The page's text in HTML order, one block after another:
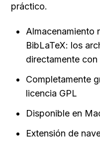
práctico.
Almacenamiento
BibLaTeX: los
directamente
Completamente
licencia GPL
Disponible en
Extensión de